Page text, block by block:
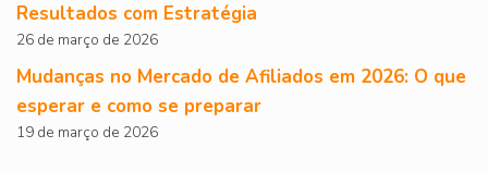
Resultados com Estratégia
26 de março de 2026
Mudanças no Mercado de Afiliados em 2026: O que
esperar e como se preparar
19 de março de 2026